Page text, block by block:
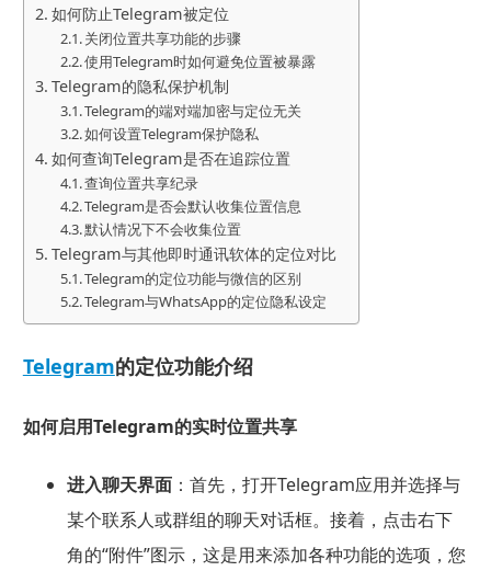
如何防止Telegram被定位
关闭位置共享功能的步骤
使用Telegram时如何避免位置被暴露
Telegram的隐私保护机制
Telegram的端对端加密与定位无关
如何设置Telegram保护隐私
如何查询Telegram是否在追踪位置
查询位置共享纪录
Telegram是否会默认收集位置信息
默认情况下不会收集位置
Telegram与其他即时通讯软体的定位对比
Telegram的定位功能与微信的区别
Telegram与WhatsApp的定位隐私设定
Telegram的定位功能介绍
如何启用Telegram的实时位置共享
进入聊天界面：首先，打开Telegram应用并选择与
某个联系人或群组的聊天对话框。接着，点击右下
角的“附件”图示，这是用来添加各种功能的选项，您